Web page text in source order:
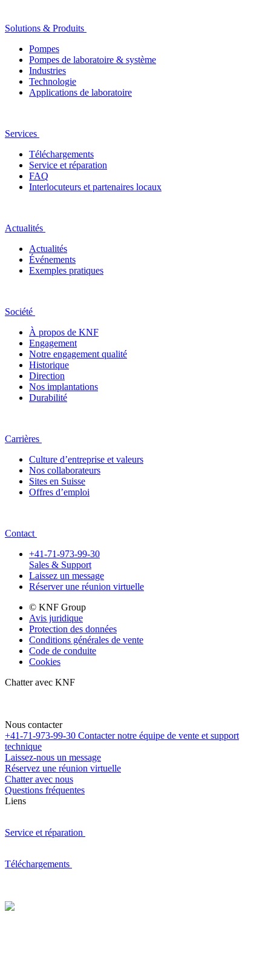
Solutions & Produits
Pompes
Pompes de laboratoire & système
Industries
Technologie
Applications de laboratoire
Services
Téléchargements
Service et réparation
FAQ
Interlocuteurs et partenaires locaux
Actualités
Actualités
Événements
Exemples pratiques
Société
À propos de KNF
Engagement
Notre engagement qualité
Historique
Direction
Nos implantations
Durabilité
Carrières
Culture d’entreprise et valeurs
Nos collaborateurs
Sites en Suisse
Offres d’emploi
Contact
+41-71-973-99-30
Sales & Support
Laissez un message
Réserver une réunion virtuelle
© KNF Group
Avis juridique
Protection des données
Conditions générales de vente
Code de conduite
Cookies
Chatter avec KNF
Nous contacter
+41-71-973-99-30 Contacter notre équipe de vente et support
technique
Laissez-nous un message
Réservez une réunion virtuelle
Chatter avec nous
Questions fréquentes
Liens
Service et réparation
Téléchargements